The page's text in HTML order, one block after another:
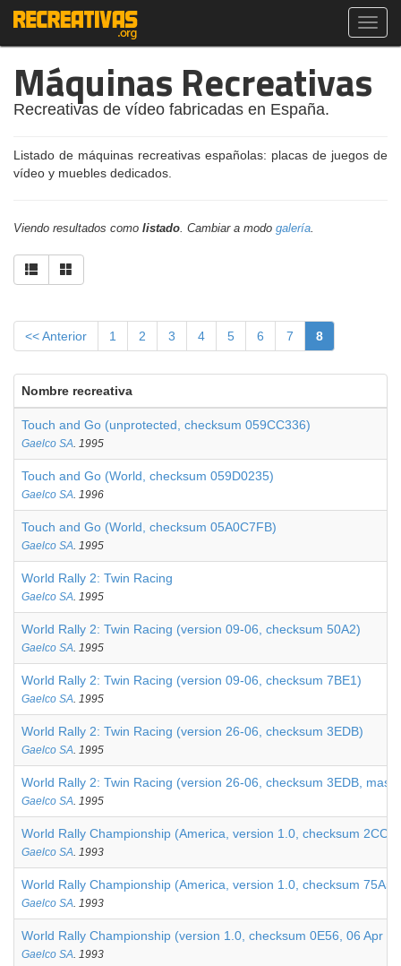
Máquinas Recreativas
Recreativas de vídeo fabricadas en España.
Listado de máquinas recreativas españolas: placas de juegos de
vídeo y muebles dedicados.
Viendo resultados como listado. Cambiar a modo galería.
<< Anterior 1 2 3 4 5 6 7 8
Nombre recreativa
Touch and Go (unprotected, checksum 059CC336)
Gaelco SA. 1995
Touch and Go (World, checksum 059D0235)
Gaelco SA. 1996
Touch and Go (World, checksum 05A0C7FB)
Gaelco SA. 1995
World Rally 2: Twin Racing
Gaelco SA. 1995
World Rally 2: Twin Racing (version 09-06, checksum 50A2)
Gaelco SA. 1995
World Rally 2: Twin Racing (version 09-06, checksum 7BE1)
Gaelco SA. 1995
World Rally 2: Twin Racing (version 26-06, checksum 3EDB)
Gaelco SA. 1995
World Rally 2: Twin Racing (version 26-06, checksum 3EDB,
Gaelco SA. 1995
World Rally Championship (America, version 1.0, checksum 2CC1)
Gaelco SA. 1993
World Rally Championship (America, version 1.0, checksum
Gaelco SA. 1993
World Rally Championship (version 1.0, checksum 0E56, 06 Apr
Gaelco SA. 1993